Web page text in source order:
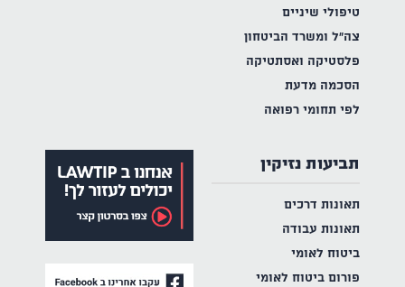
טיפולי שיניים
צה"ל ומשרד הביטחון
פלסטיקה ואסתטיקה
הסכמה מדעת
לפי תחומי רפואה
תביעות נזיקין
תאונות דרכים
תאונות עבודה
ביטוח לאומי
פורום ביטוח לאומי